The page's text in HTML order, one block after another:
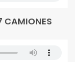
CAMIONES